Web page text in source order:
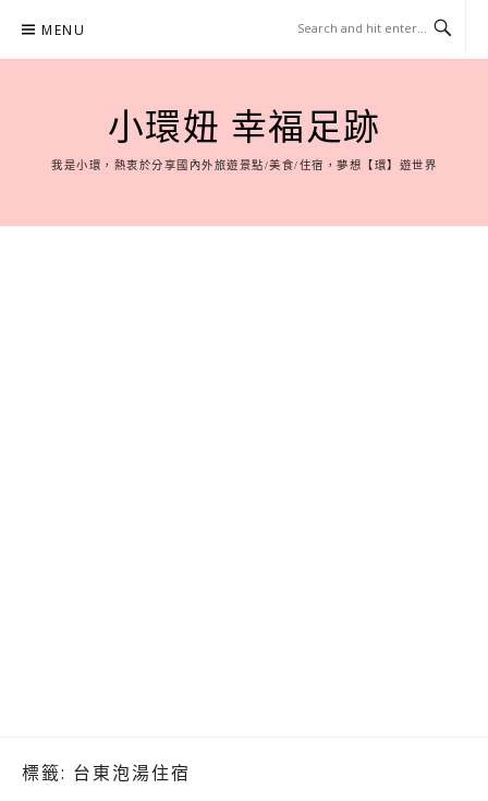
content
MENU
小環妞 幸福足跡
我是小環，熱衷於分享國內外旅遊景點/美食/住宿，夢想【環】遊世界
標籤: 台東泡湯住宿